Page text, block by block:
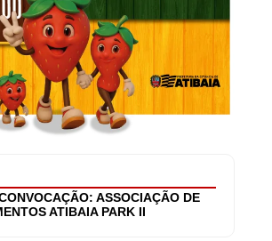
ASSOCIAÇÃO DE
ATIBAIA PARK II